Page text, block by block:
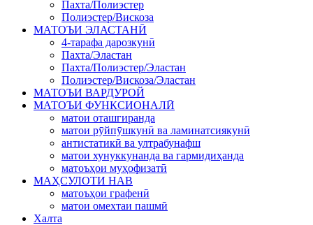
Пахта/Полиэстер
Полиэстер/Вискоза
МАТОЪИ ЭЛАСТАНӢ
4-тарафа дарозкунӣ
Пахта/Эластан
Пахта/Полиэстер/Эластан
Полиэстер/Вискоза/Эластан
МАТОЪИ ВАРДУРОЙ
МАТОЪИ ФУНКСИОНАЛӢ
матои оташгиранда
матои рӯйпӯшкунӣ ва ламинатсиякунӣ
антистатикӣ ва ултрабунафш
матои хунуккунанда ва гармидиҳанда
матоъҳои муҳофизатӣ
МАҲСУЛОТИ НАВ
матоъҳои графенӣ
матои омехтаи пашмӣ
Халта